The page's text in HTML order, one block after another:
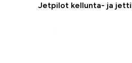
Jetpilot kellunta- ja